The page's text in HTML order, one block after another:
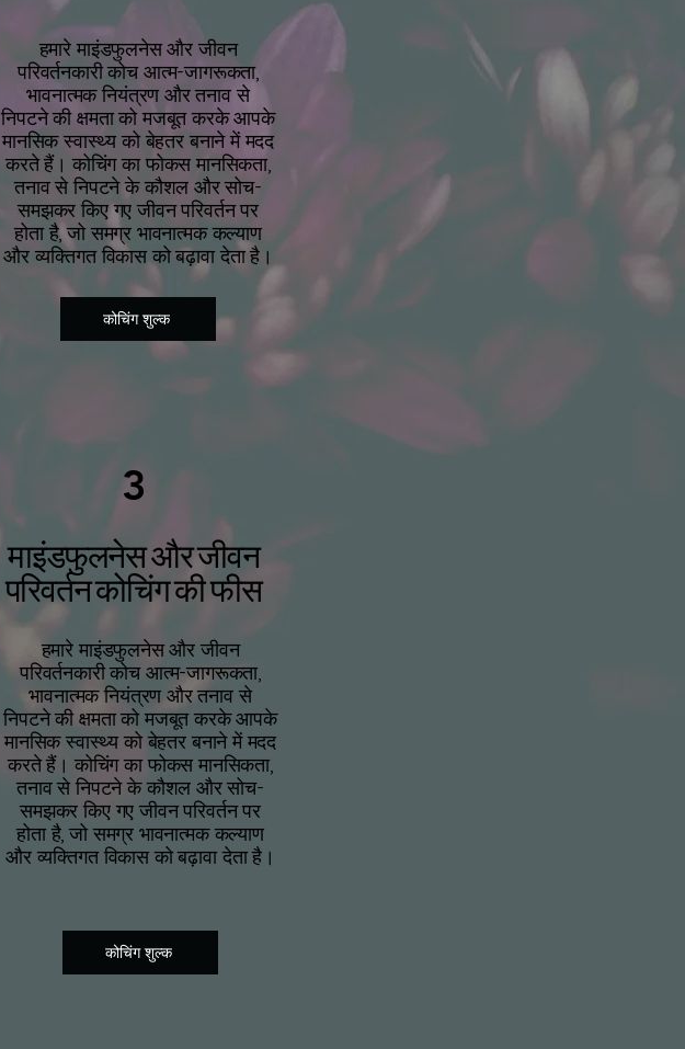
हमारे माइंडफुलनेस और जीवन
परिवर्तनकारी कोच आत्म-जागरूकता,
भावनात्मक नियंत्रण और तनाव से
निपटने की क्षमता को मजबूत करके आपके
मानसिक स्वास्थ्य को बेहतर बनाने में मदद
करते हैं। कोचिंग का फोकस मानसिकता,
तनाव से निपटने के कौशल और सोच-
समझकर किए गए जीवन परिवर्तन पर
होता है, जो समग्र भावनात्मक कल्याण
और व्यक्तिगत विकास को बढ़ावा देता है।
कोचिंग शुल्क
3
माइंडफुलनेस और जीवन
परिवर्तन कोचिंग की फीस
हमारे माइंडफुलनेस और जीवन
परिवर्तनकारी कोच आत्म-जागरूकता,
भावनात्मक नियंत्रण और तनाव से
निपटने की क्षमता को मजबूत करके आपके
मानसिक स्वास्थ्य को बेहतर बनाने में मदद
करते हैं। कोचिंग का फोकस मानसिकता,
तनाव से निपटने के कौशल और सोच-
समझकर किए गए जीवन परिवर्तन पर
होता है, जो समग्र भावनात्मक कल्याण
और व्यक्तिगत विकास को बढ़ावा देता है।
कोचिंग शुल्क